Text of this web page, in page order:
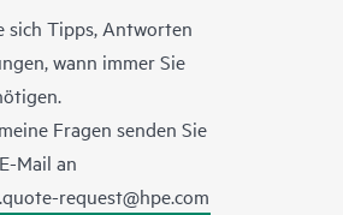
sich Tipps, Antworten
wann immer Sie
Fragen senden Sie
Mail an
request@hpe.com